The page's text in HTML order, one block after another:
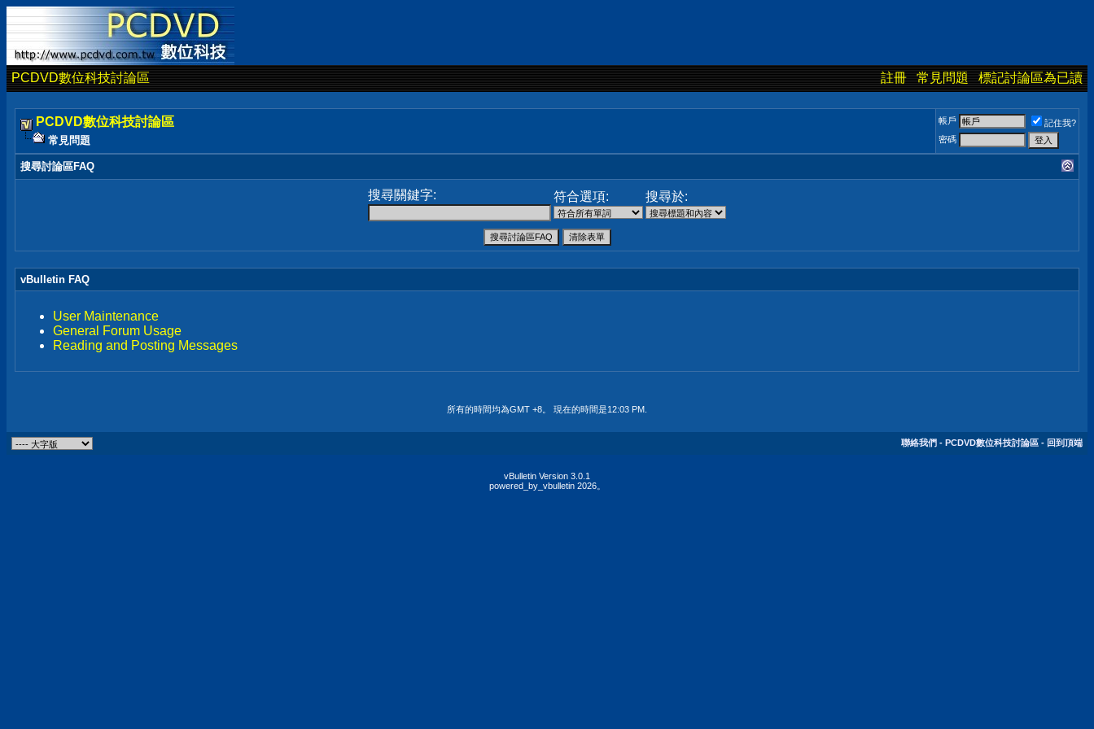
PCDVD數位科技討論區 註冊 常見問題 標記討論區為已讀
PCDVD數位科技討論區
常見問題
帳戶
記住我?
密碼
搜尋討論區FAQ
搜尋關鍵字: 符合選項: 搜尋於:
vBulletin FAQ
User Maintenance
General Forum Usage
Reading and Posting Messages
所有的時間均為GMT +8。 現在的時間是12:03 PM
聯絡我們 - PCDVD數位科技討論區 - 回到頂端
vBulletin Version 3.0.1
powered_by_vbulletin 2026。